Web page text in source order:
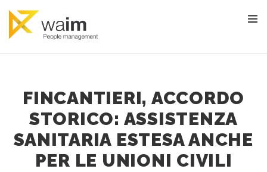
FINCANTIERI, ACCORDO
STORICO: ASSISTENZA
SANITARIA ESTESA ANCHE
PER LE UNIONI CIVILI